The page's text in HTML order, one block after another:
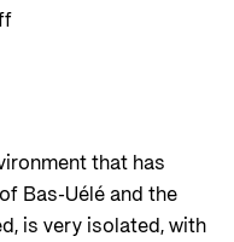
that has
Bas-Uélé and the
is very isolated, with